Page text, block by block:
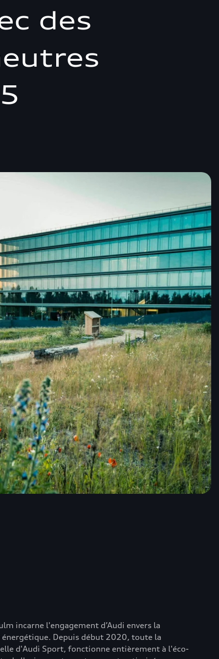
des
incarne l'engagement d’Audi envers la
Depuis début 2020, toute la
d'Audi Sport, fonctionne entièrement à l'éco-